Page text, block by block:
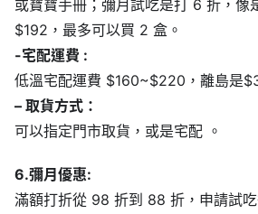
或寶寶手冊；彌月試吃是打 6 折，像
$192，最多可以買 2 盒。
-宅配運費 :
低溫宅配運費 $160~$220，離島是
– 取貨方式：
可以指定門市取貨，或是宅配 。
6.彌月優惠:
滿額打折從 98 折到 88 折，申請試